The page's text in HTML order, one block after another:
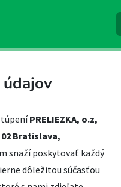
údajov
PRELIEZKA, o.z,
02 Bratislava,
snaží poskytovať každý
dôležitou súčasťou